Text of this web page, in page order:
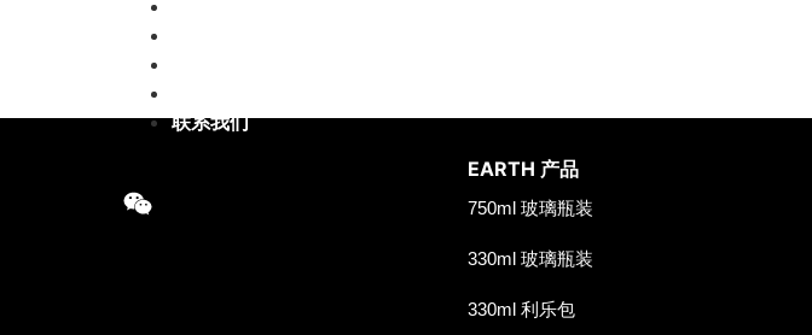
联系我们
EARTH 产品
750ml 玻璃瓶装
330ml 玻璃瓶装
330ml 利乐包